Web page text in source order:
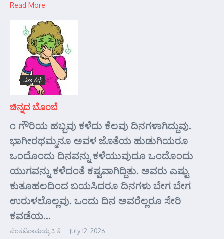
Read More
ಸಣ್ಣ ಕಥೆ
ಚಿನ್ನದ ಬೊಂಬೆ
೧ ಗೌರಿಯ ಹಬ್ಬವು ಕಳೆದು ಕೆಲವು ದಿನಗಳಾಗಿದ್ದುವು.
ಭಾಗೀರಥಮ್ಮನೂ ಅವಳ ಜೊತೆಯ ಹುಡುಗಿಯರೂ
ಒಂದೊಂದು ದಿನವನ್ನು ಕಳೆಯುವುದೂ ಒಂದೊಂದು
ಯುಗವನ್ನು ಕಳೆದಂತೆ ಕಷ್ಟವಾಗಿದ್ದಿತು. ಅವರು ಎಷ್ಟು
ಕುತೂಹಲದಿಂದ ಬಯಸಿದರೂ ದಿನಗಳು ಬೇಗ ಬೇಗ
ಉರುಳಲೊಲ್ಲವು. ಒಂದು ದಿನ ಅವರೆಲ್ಲರೂ ಸೇರಿ
ಕವಡೆಯ...
ವೆಂಕಟರಾಮಯ್ಯ ಸಿ ಕೆ July 12, 2026